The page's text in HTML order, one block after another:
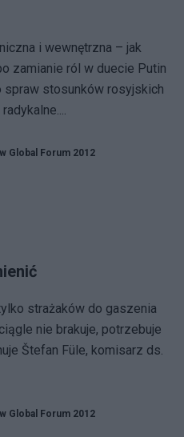
i wewnętrzna – jak
zamianie ról w duecie Putin
stosunków rosyjskich
Global Forum 2012
strażaków do gaszenia
nie brakuje, potrzebuje
Štefan Füle, komisarz ds.
Global Forum 2012